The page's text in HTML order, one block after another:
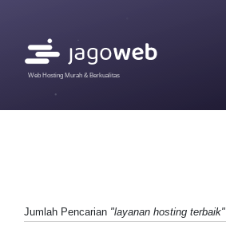
Web Hosting Murah & Berkualitas
Jumlah Pencarian "layanan hosting terbaik"